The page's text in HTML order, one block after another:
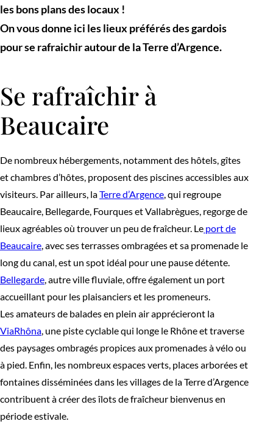
les bons plans des locaux !
On vous donne ici les lieux préférés des gardois
pour se rafraichir autour de la Terre d’Argence.
Se rafraîchir à
Beaucaire
De nombreux hébergements, notamment des hôtels, gîtes
et chambres d’hôtes, proposent des piscines accessibles aux
visiteurs. Par ailleurs, laTerre d’Argence, qui regroupe
Beaucaire, Bellegarde, Fourques et Vallabrègues, regorge de
lieux agréables où trouver un peu de fraîcheur. Le port de
Beaucaire, avec ses terrasses ombragées et sa promenade le
long du canal, est un spot idéal pour une pause détente.
Bellegarde, autre ville fluviale, offre également un port
accueillant pour les plaisanciers et les promeneurs.
Les amateurs de balades en plein air apprécieront la
ViaRhôna, une piste cyclable qui longe le Rhône et traverse
des paysages ombragés propices aux promenades à vélo ou
à pied. Enfin, les nombreux espaces verts, places arborées et
fontaines disséminées dans les villages de la Terre d’Argence
contribuent à créer des îlots de fraîcheur bienvenus en
période estivale.